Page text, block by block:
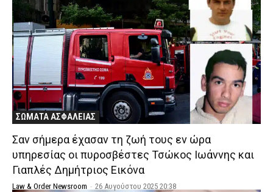
ΣΩΜΑΤΑ ΑΣΦΑΛΕΙΑΣ
Σαν σήμερα έχασαν τη ζωή τους εν ώρα
υπηρεσίας οι πυροσβέστες Τσώκος Ιωάννης και
Γιαπλές Δημήτριος Εικόνα
Law & Order Newsroom - 26 Αυγούστου 2025 20:38